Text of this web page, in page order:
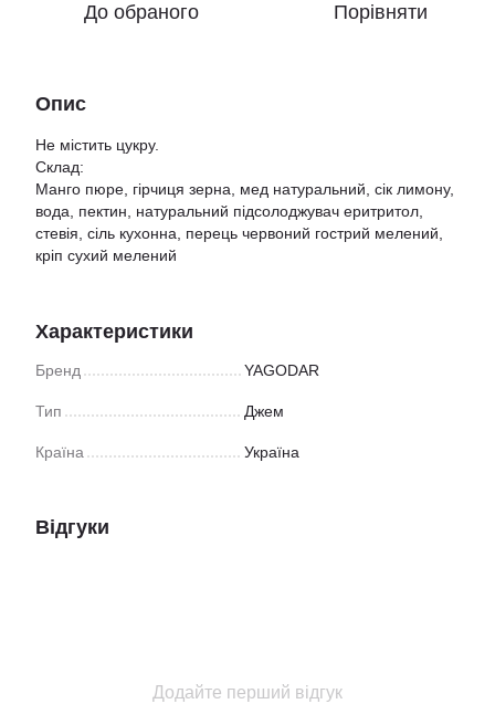
До обраного Порівняти
Опис
Не містить цукру.
Склад:
Манго пюре, гірчиця зерна, мед натуральний, сік лимону,
вода, пектин, натуральний підсолоджувач еритритол,
стевія, сіль кухонна, перець червоний гострий мелений,
кріп сухий мелений
Характеристики
Бренд YAGODAR
Тип Джем
Країна Україна
Відгуки
Додайте перший відгук